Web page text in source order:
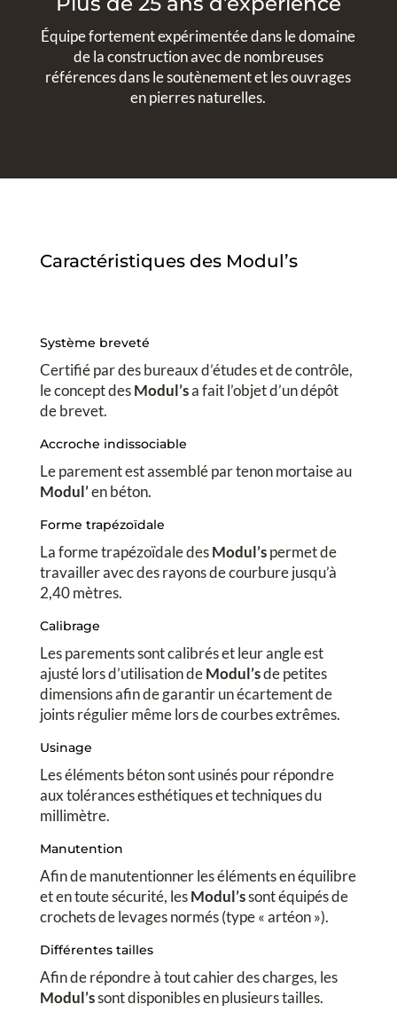
Équipe fortement expérimentée dans le domaine
de la construction avec de nombreuses
références dans le soutènement et les ouvrages
en pierres naturelles.
Caractéristiques des Modul’s
Système breveté
Certifié par des bureaux d’études et de contrôle,
le concept desModul’sa fait l’objet d’un dépôt
de brevet.
Accroche indissociable
Le parement est assemblé par tenon mortaise au
Modul’en béton.
Forme trapézoïdale
La forme trapézoïdale desModul’spermet de
travailler avec des rayons de courbure jusqu’à
2,40 mètres.
Calibrage
Les parements sont calibrés et leur angle est
ajusté lors d’utilisation deModul’sde petites
dimensions afin de garantir un écartement de
joints régulier même lors de courbes extrêmes.
Usinage
Les éléments béton sont usinés pour répondre
aux tolérances esthétiques et techniques du
millimètre.
Manutention
Afin de manutentionner les éléments en équilibre
et en toute sécurité, lesModul’ssont équipés de
crochets de levages normés (type « artéon »).
Différentes tailles
Afin de répondre à tout cahier des charges, les
Modul’ssont disponibles en plusieurs tailles.